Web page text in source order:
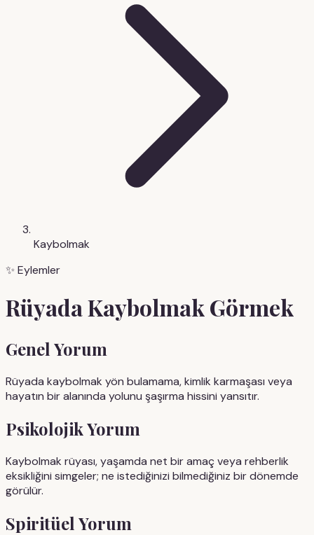
Kaybolmak
✨ Eylemler
RüyadaKaybolmakGörmek
Genel Yorum
Rüyada kaybolmak yön bulamama, kimlik karmaşası veya
hayatın bir alanında yolunu şaşırma hissini yansıtır.
Psikolojik Yorum
Kaybolmak rüyası, yaşamda net bir amaç veya rehberlik
eksikliğini simgeler; ne istediğinizi bilmediğiniz bir dönemde
görülür.
Spiritüel Yorum